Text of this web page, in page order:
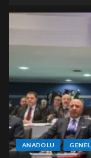
ANADOLU GENEL